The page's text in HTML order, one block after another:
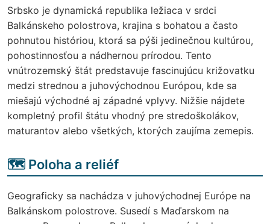
Srbsko je dynamická republika ležiaca v srdci
Balkánskeho polostrova, krajina s bohatou a často
pohnutou históriou, ktorá sa pýši jedinečnou kultúrou,
pohostinnosťou a nádhernou prírodou. Tento
vnútrozemský štát predstavuje fascinujúcu križovatku
medzi strednou a juhovýchodnou Európou, kde sa
miešajú východné aj západné vplyvy. Nižšie nájdete
kompletný profil štátu vhodný pre stredoškolákov,
maturantov alebo všetkých, ktorých zaujíma zemepis.
🗺️ Poloha a reliéf
Geograficky sa nachádza v juhovýchodnej Európe na
Balkánskom polostrove. Susedí s Maďarskom na